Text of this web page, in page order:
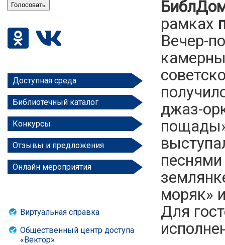
Доступная среда
Библиотечный каталог
Конкурсы
Отзывы и предложения
Онлайн мероприятия
Виртуальная справка
Общественный центр доступа
«Вектор»
рамках
Вечер-
джаз-
моряк»
Для